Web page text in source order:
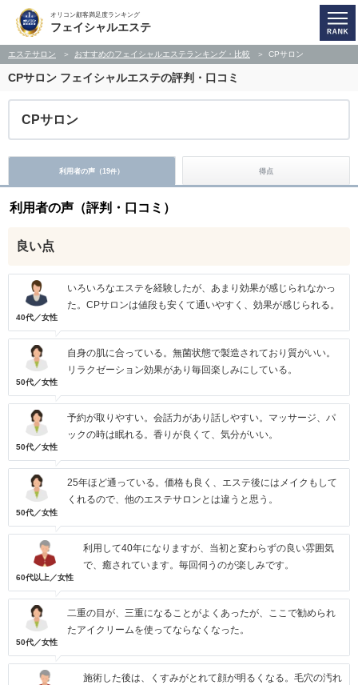
オリコン顧客満足度ランキング
フェイシャルエステ
エステサロン おすすめのフェイシャルエステランキング・比較 CPサロン
CPサロン フェイシャルエステの評判・口コミ
CPサロン
利用者の声（19件） 得点
利用者の声（評判・口コミ）
良い点
40代／女性
いろいろなエステを経験したが、あまり効果が感じられなかっ
た。CPサロンは値段も安くて通いやすく、効果が感じられる。
50代／女性
自身の肌に合っている。無菌状態で製造されており質がいい。
リラクゼーション効果があり毎回楽しみにしている。
50代／女性
予約が取りやすい。会話力があり話しやすい。マッサージ、パ
ックの時は眠れる。香りが良くて、気分がいい。
50代／女性
25年ほど通っている。価格も良く、エステ後にはメイクもして
くれるので、他のエステサロンとは違うと思う。
60代以上／女性
利用して40年になりますが、当初と変わらずの良い雰囲気
で、癒されています。毎回伺うのが楽しみです。
50代／女性
二重の目が、三重になることがよくあったが、ここで勧められ
たアイクリームを使ってならなくなった。
施術した後は、くすみがとれて顔が明るくなる。毛穴の汚れ